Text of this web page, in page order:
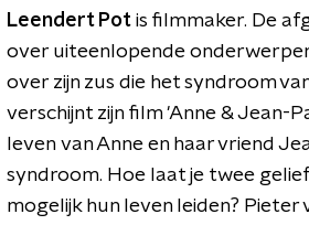
Leendert Pot is filmmaker. De
over uiteenlopende
over zijn zus die het syndroom
verschijnt zijn film 'Anne & Jean-
leven van Anne en haar vriend
syndroom. Hoe laat je twee
mogelijk hun leven leiden?